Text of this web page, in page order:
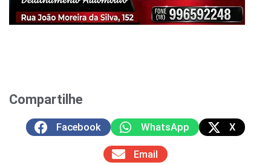
Compartilhe
Facebook WhatsApp X
Email